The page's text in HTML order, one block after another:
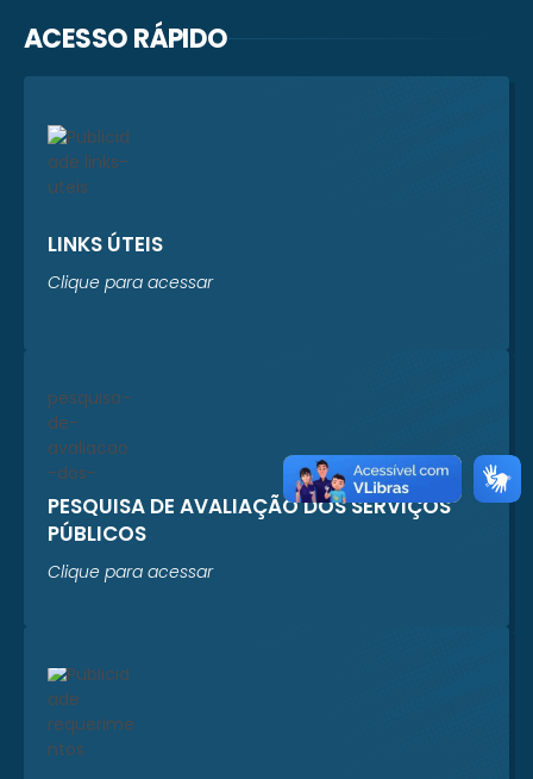
ACESSO RÁPIDO
LINKS ÚTEIS
Clique para acessar
PESQUISA DE AVALIAÇÃO DOS SERVIÇOS
PÚBLICOS
Clique para acessar